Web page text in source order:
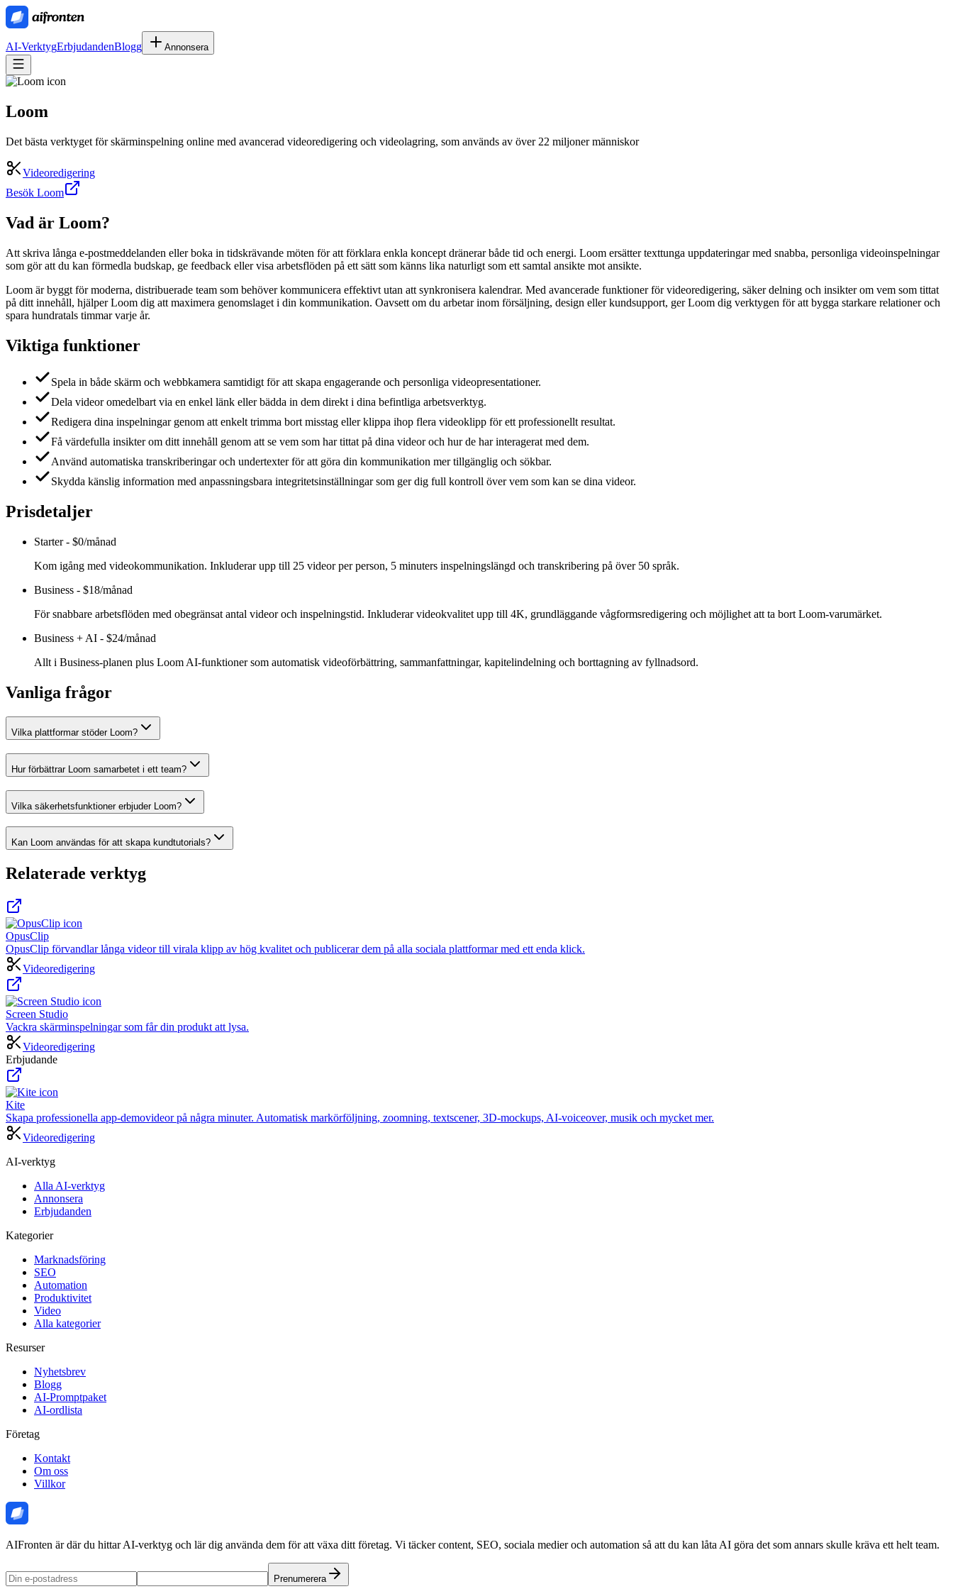
AI-VerktygErbjudandenBlogg Annonsera
Loom
Det bästa verktyget för skärminspelning online med avancerad videoredigering och videolagring, som används av över 22 miljoner människor
Videoredigering
Besök Loom
Vad är Loom?
Att skriva långa e-postmeddelanden eller boka in tidskrävande möten för att förklara enkla koncept dränerar både tid och energi. Loom ersätter texttunga uppdateringar med snabba, personliga videoinspelningar
som gör att du kan förmedla budskap, ge feedback eller visa arbetsflöden på ett sätt som känns lika naturligt som ett samtal ansikte mot ansikte.
Loom är byggt för moderna, distribuerade team som behöver kommunicera effektivt utan att synkronisera kalendrar. Med avancerade funktioner för videoredigering, säker delning och insikter om vem som tittat
på ditt innehåll, hjälper Loom dig att maximera genomslaget i din kommunikation. Oavsett om du arbetar inom försäljning, design eller kundsupport, ger Loom dig verktygen för att bygga starkare relationer och
spara hundratals timmar varje år.
Viktiga funktioner
Spela in både skärm och webbkamera samtidigt för att skapa engagerande och personliga videopresentationer.
Dela videor omedelbart via en enkel länk eller bädda in dem direkt i dina befintliga arbetsverktyg.
Redigera dina inspelningar genom att enkelt trimma bort misstag eller klippa ihop flera videoklipp för ett professionellt resultat.
Få värdefulla insikter om ditt innehåll genom att se vem som har tittat på dina videor och hur de har interagerat med dem.
Använd automatiska transkriberingar och undertexter för att göra din kommunikation mer tillgänglig och sökbar.
Skydda känslig information med anpassningsbara integritetsinställningar som ger dig full kontroll över vem som kan se dina videor.
Prisdetaljer
Starter- $0/månad
Kom igång med videokommunikation. Inkluderar upp till 25 videor per person, 5 minuters inspelningslängd och transkribering på över 50 språk.
Business - $18/månad
För snabbare arbetsflöden med obegränsat antal videor och inspelningstid. Inkluderar videokvalitet upp till 4K, grundläggande vågformsredigering och möjlighet att ta bort Loom-varumärket.
Business + AI - $24/månad
Allt i Business-planen plus Loom AI-funktioner som automatisk videoförbättring, sammanfattningar, kapitelindelning och borttagning av fyllnadsord.
Vanliga frågor
Vilka plattformar stöder Loom?
Hur förbättrar Loom samarbetet i ett team?
Vilka säkerhetsfunktioner erbjuder Loom?
Kan Loom användas för att skapa kundtutorials?
Relaterade verktyg
OpusClip
OpusClip förvandlar långa videor till virala klipp av hög kvalitet och publicerar dem på alla sociala plattformar med ett enda klick.
Videoredigering
Screen Studio
Vackra skärminspelningar som får din produkt att lysa.
Videoredigering
Erbjudande
Kite
Skapa professionella app-demovideor på några minuter. Automatisk markörföljning, zoomning, textscener, 3D-mockups, AI-voiceover, musik och mycket mer.
Videoredigering
AI-verktyg
Alla AI-verktyg
Annonsera
Erbjudanden
Kategorier
Marknadsföring
SEO
Automation
Produktivitet
Video
Alla kategorier
Resurser
Nyhetsbrev
Blogg
AI-Promptpaket
AI-ordlista
Företag
Kontakt
Om oss
Villkor
AIFronten är där du hittar AI-verktyg och lär dig använda dem för att växa ditt företag. Vi täcker content, SEO, sociala medier och automation så att du kan låta AI göra det som annars skulle kräva ett helt team.
Prenumerera